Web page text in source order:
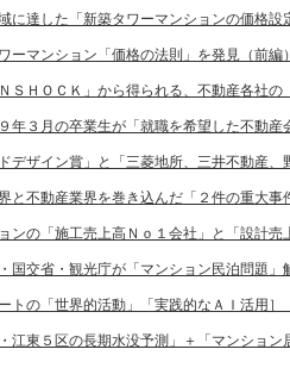
に達した「新築タワーマンションの価格設
ーマンション「価格の法則」を発見（前編
ＳＨＯＣＫ」から得られる、不動産各社
年３月の卒業生が「就職を希望した不動産
デザイン賞」と「三菱地所、三井不動産、
と不動産業界を巻き込んだ「２件の重大事
ンの「施工売上高Ｎｏ１会社」と「設計売
国交省・観光庁が「マンション民泊問題」
トの「世界的活動」「実践的なＡＩ活用
江東５区の長期水没予測」＋「マンショ